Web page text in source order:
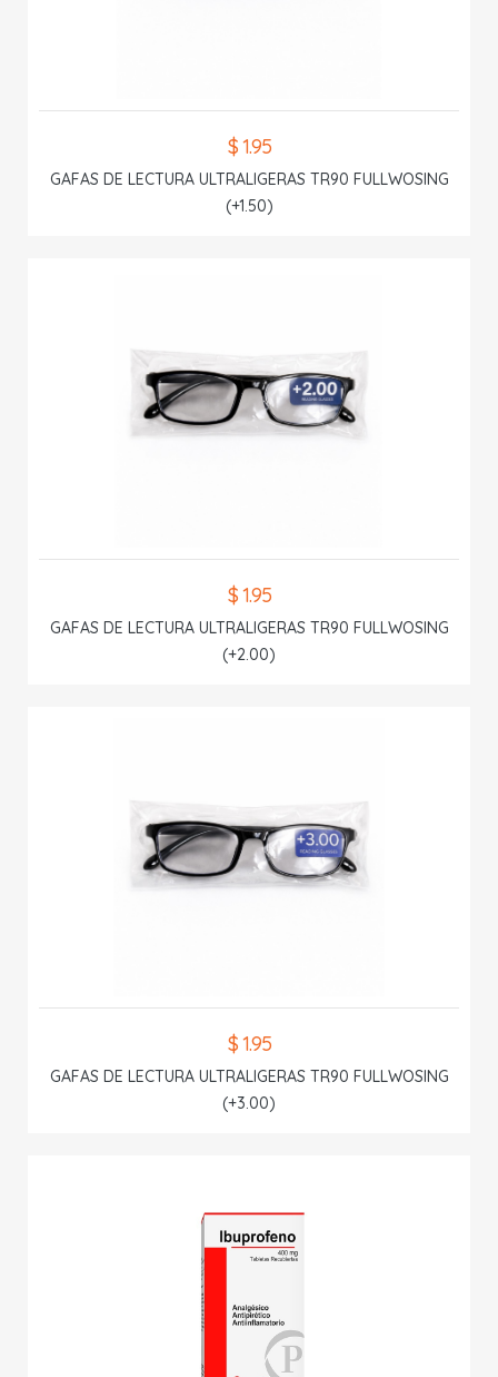
$ 1.95
GAFAS DE LECTURA ULTRALIGERAS TR90 FULLWOSING
(+1.50)
$ 1.95
GAFAS DE LECTURA ULTRALIGERAS TR90 FULLWOSING
(+2.00)
$ 1.95
GAFAS DE LECTURA ULTRALIGERAS TR90 FULLWOSING
(+3.00)